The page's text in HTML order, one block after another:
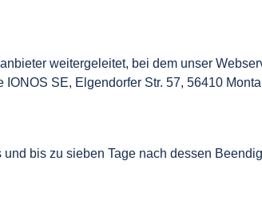
weitergeleitet, bei dem unser
SE, Elgendorfer Str. 57, 56410
bis zu sieben Tage nach dessen